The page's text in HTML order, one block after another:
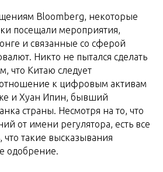
Bloomberg, некоторые
посещали мероприятия,
и связанные со сферой
Никто не пытался сделать
что Китаю следует
отношение к цифровым активам
и Хуан Ипин, бывший
страны. Несмотря на то, что
от имени регулятора, есть все
что такие высказывания
одобрение.